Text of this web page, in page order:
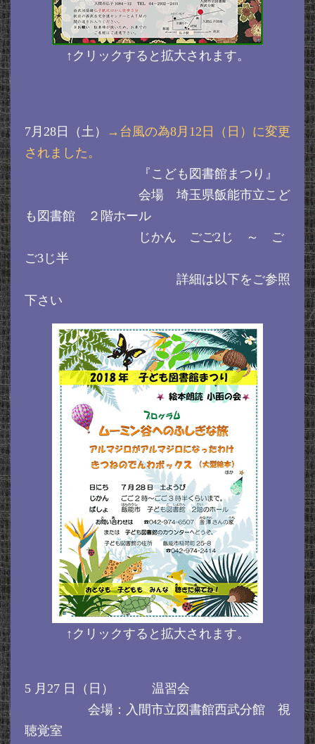
↑クリックすると拡大されます。
7月28日（土）
→台風の為8月12日（日）に変更
されました。
『こども図書館まつり』
会場 埼玉県飯能市立こど
も図書館 ２階ホール
じかん ごご2じ ～ ご
ご3じ半
詳細は以下をご参照
下さい
↑クリックすると拡大されます。
5 月27 日（日） 温習会
会場：入間市立図書館西武分館 視
聴覚室